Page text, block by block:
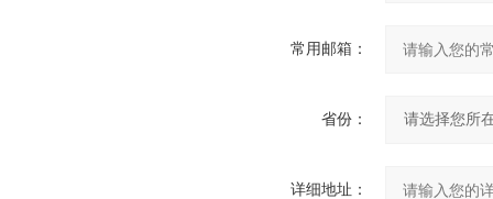
常用邮箱：
省份：
详细地址：